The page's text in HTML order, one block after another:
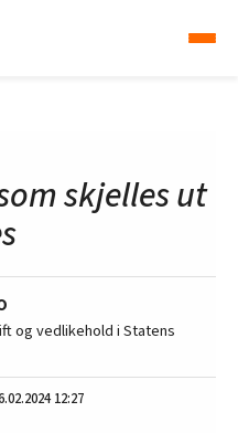
skjelles ut
og vedlikehold i Statens
12:27